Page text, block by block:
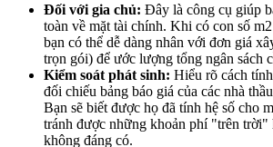
Đối với gia chủ: Đây là công cụ giúp
toàn về mặt tài chính. Khi có con số
bạn có thể dễ dàng nhân với đơn giá
trọn gói) để ước lượng tổng ngân sách
Kiểm soát phát sinh: Hiểu rõ cách
đối chiếu bảng báo giá của các nhà
Bạn sẽ biết được họ đã tính hệ số cho
tránh được những khoản phí "trên trời"
không đáng có.